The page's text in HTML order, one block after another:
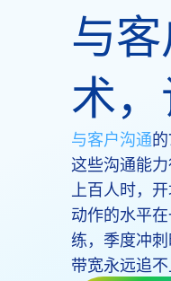
与
术
与客户沟通
这些沟通能
上百人时，
动作的水平
练，季度冲
带宽永远追不